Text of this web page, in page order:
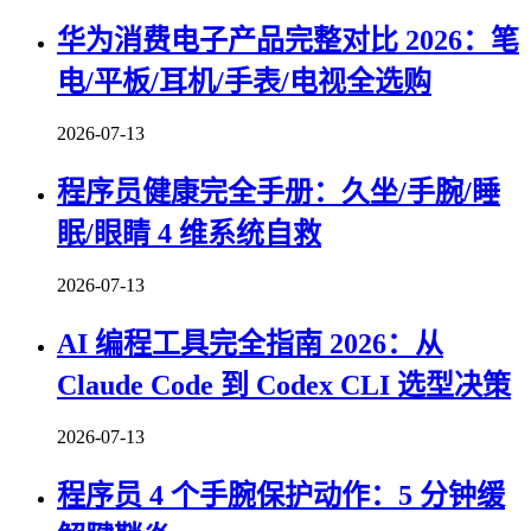
华为消费电子产品完整对比 2026：笔
电/平板/耳机/手表/电视全选购
2026-07-13
程序员健康完全手册：久坐/手腕/睡
眠/眼睛 4 维系统自救
2026-07-13
AI 编程工具完全指南 2026：从
Claude Code 到 Codex CLI 选型决策
2026-07-13
程序员 4 个手腕保护动作：5 分钟缓